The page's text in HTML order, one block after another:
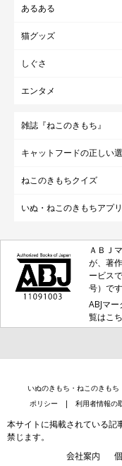
あるある
猫グッズ
しぐさ
エンタメ
雑誌『ねこのきもち』
キャットフードの正しい
ねこのきもちクイズ
いぬ・ねこのきもちアプリ
ＡＢＪ
が、著
ービス
号）です
ABJマ
覧はこ
いぬのきもち・ねこのきもち
ポリシー
利用者情報の
本サイトに掲載されている記
禁じます。
会社案内